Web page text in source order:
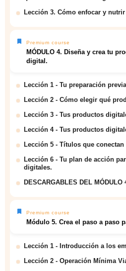
Lección 3. Cómo enfocar y
Premium course
MÓDULO 4. Diseña y crea tu
digital.
Lección 1 - Tu preparación previa
Lección 2 - Cómo elegir qué
Lección 3 - Tus productos
Lección 4 - Tus productos
Lección 5 - Títulos que conectan
Lección 6 - Tu plan de acción
digitales.
DESCARGABLES DEL MÓDULO
Premium course
Módulo 5. Crea el paso a paso
Lección 1 - Introducción a los
Lección 2 - Operación Mínima